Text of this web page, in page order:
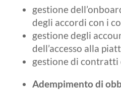
gestione
degli accordi con i
gestione degli
dell’accesso alla
gestione di contratti
Adempimento di